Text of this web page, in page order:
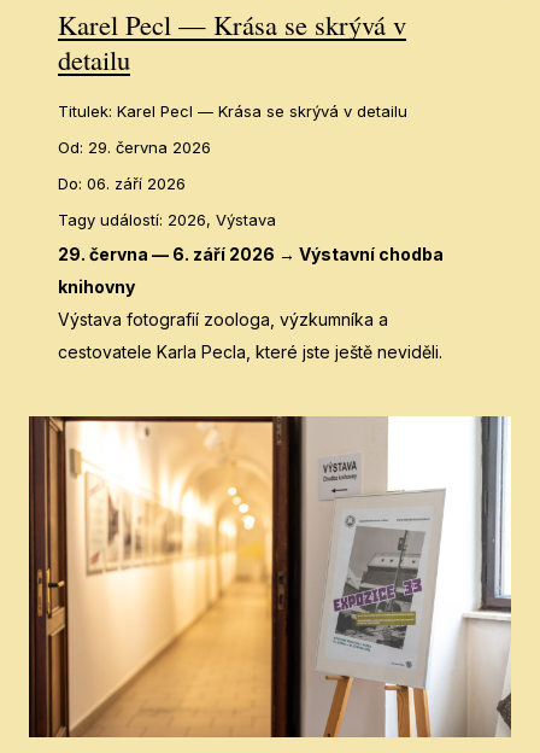
Karel Pecl — Krása se skrývá v
detailu
Titulek: Karel Pecl — Krása se skrývá v detailu
Od: 29. června 2026
Do: 06. září 2026
Tagy událostí: 2026, Výstava
29. června — 6. září 2026 → Výstavní chodba
knihovny
Výstava fotografií zoologa, výzkumníka a
cestovatele Karla Pecla, které jste ještě neviděli.